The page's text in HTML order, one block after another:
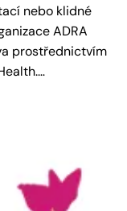
nebo klidné
ADRA
prostřednictvím